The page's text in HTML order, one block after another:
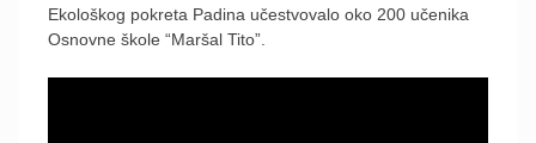
Ekološkog pokreta Padina učestvovalo oko 200 učenika
Osnovne škole “Maršal Tito”.